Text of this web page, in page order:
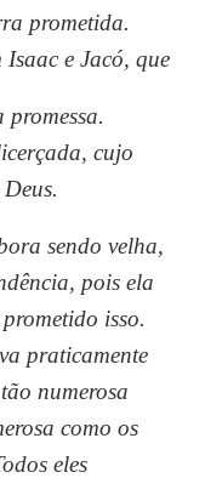
prometida.
e Jacó, que
promessa.
cujo
sendo velha,
pois ela
isso.
praticamente
numerosa
como os
eles